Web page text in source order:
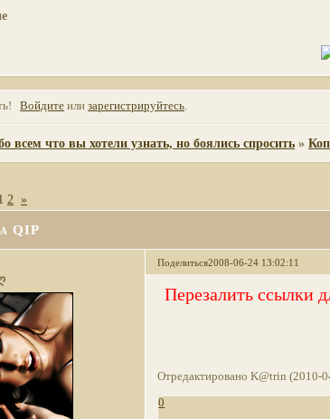
Войдите илизарегистрируйтесь.
всем что вы хотели узнать, но боялись спросить »
QIP
2 »
Поделиться2008-06-24 13:02:11
Перезалить ссылки
Отредактировано K@trin (2010-
0